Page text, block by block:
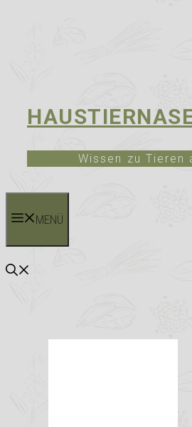
Wissen zu Tieren
MENÜ